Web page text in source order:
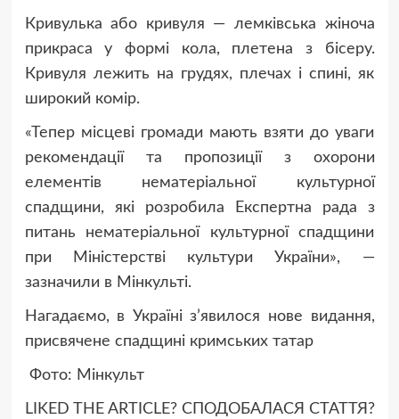
Кривулька або кривуля — лемківська жіноча
прикраса у формі кола, плетена з бісеру.
Кривуля лежить на грудях, плечах і спині, як
широкий комір.
«Тепер місцеві громади мають взяти до уваги
рекомендації та пропозиції з охорони
елементів нематеріальної культурної
спадщини, які розробила Експертна рада з
питань нематеріальної культурної спадщини
при Міністерстві культури України», —
зазначили в Мінкульті.
Нагадаємо, в Україні з’явилося нове видання,
присвячене спадщині кримських татар
Фото: Мінкульт
LIKED THE ARTICLE? СПОДОБАЛАСЯ СТАТТЯ?